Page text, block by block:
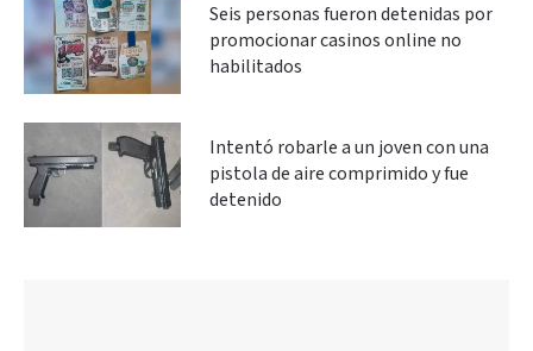
Seis personas fueron detenidas por
promocionar casinos online no
habilitados
Intentó robarle a un joven con una
pistola de aire comprimido y fue
detenido